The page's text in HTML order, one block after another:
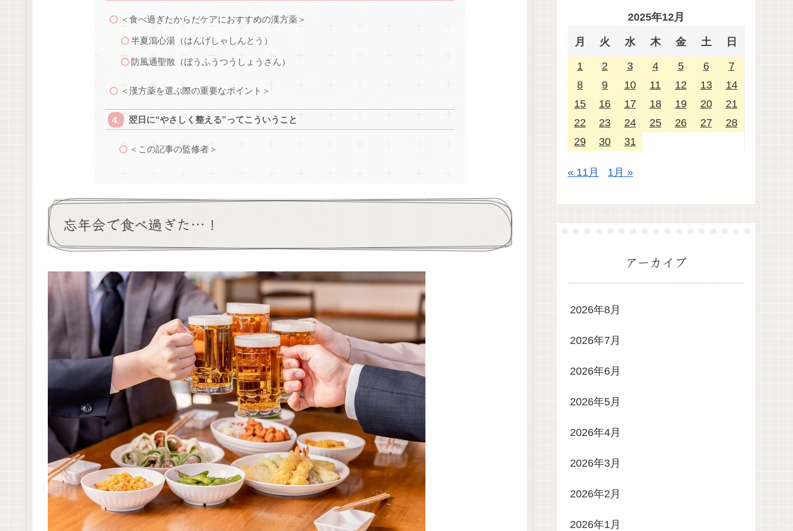
＜食べ過ぎたからだケアにおすすめの漢方薬＞
半夏瀉心湯（はんげしゃしんとう）
防風通聖散（ぼうふうつうしょうさん）
＜漢方薬を選ぶ際の重要なポイント＞
翌日に“やさしく整える”ってこういうこと
＜この記事の監修者＞
忘年会で食べ過ぎた…！
2025年12月
月 火 水 木 金 土 日
1 2 3 4 5 6
7
8
9 10 11 12 13
14
15
16 17 18 19 20
21
22
23 24 25 26 27
28
29
30 31
« 11月 1月 »
アーカイブ
2026年8月
2026年7月
2026年6月
2026年5月
2026年4月
2026年3月
2026年2月
2026年1月